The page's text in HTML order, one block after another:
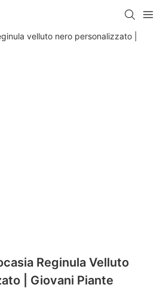
Reginula Velluto
| Giovani Piante